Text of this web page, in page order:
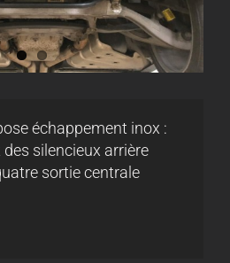
échappement inox :
silencieux arrière
sortie centrale